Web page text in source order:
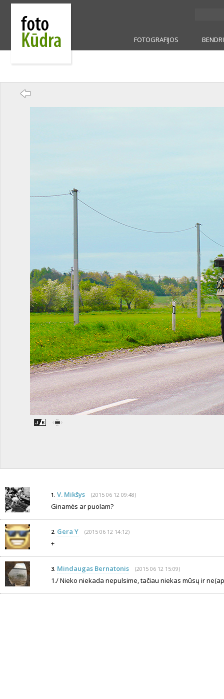
FOTOGRAFIJOS
1. V. Mikšys (2015 06 12 09:48)
Ginamės ar puolam?
2. Gera Y (2015 06 12 14:12)
+
3. Mindaugas Bernatonis (2015 06 12 15:09)
1./ Nieko niekada nepulsime, tačiau niekas mūsų ir